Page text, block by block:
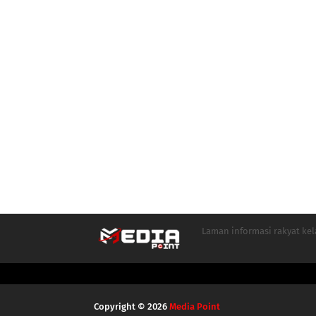
Laman informasi rakyat
Copyright © 2026 Media Point